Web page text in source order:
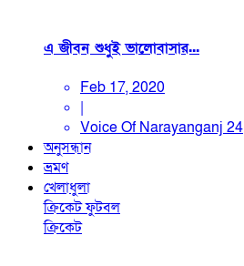
এ জীবন শুধুই ভালোবাসার...
Feb 17, 2020
|
Voice Of Narayanganj 24
অনুসন্ধান
ভ্রমণ
খেলাধুলা
ক্রিকেটফুটবল
ক্রিকেট